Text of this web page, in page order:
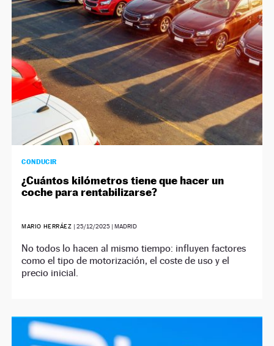
CONDUCIR
¿Cuántos kilómetros tiene que hacer un
coche para rentabilizarse?
MARIO HERRÁEZ |25/12/2025 | MADRID
No todos lo hacen al mismo tiempo: influyen factores
como el tipo de motorización, el coste de uso y el
precio inicial.